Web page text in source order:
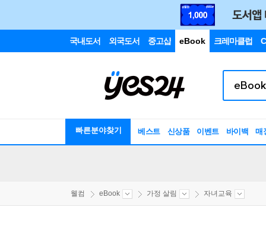
국내도서 외국도서 중고샵 eBook 크레마클럽
빠른분야찾기 베스트 신상품 이벤트 바이백 매
웰컴 eBook 가정 살림 자녀교육